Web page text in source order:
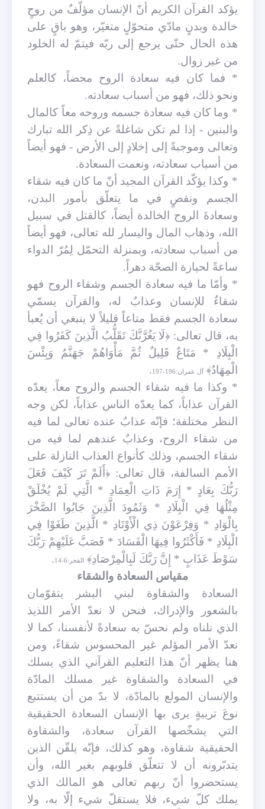
يؤكد القرآن الكريم أنّ الإنسان مؤلّفٌ من روحٍ
خالدة وبدنٍ مادّي متحوّلٍ متغيّر، وهو باقٍ على
هذه الحال حتّى يرجع إلى ربّه فيتمّ له الخلود
من غير زوال.
* فما كان فيه سعادة الروح محضاً، كالعلم
ونحو ذلك، فهو من أسباب سعادته.
* وما كان فيه سعادة جسمه وروحه معاً كالمال
والبنين - إذا لم تكن شاغلةً عن ذِكر الله تبارك
وتعالى وموجبةً إلى إخلادٍ إلى الأرض - فهو أيضاً
من أسباب سعادته، ونعمت السعادة.
* وكذا يؤكّد القرآن المجيد أنّ ما كان فيه شقاء
الجسم ونقصٍ في ما يتعلّق بأمور البدن،
وسعادةَ الروح الخالدة أيضاً، كالقتل في سبيل
الله، وذهاب المال واليسار لله تعالى، فهو أيضاً
من أسباب سعادته، وبمنزلة التحمّل لِمُرّ الدواء
ساعةً لحيازة الصحّة دهراً.
* وأمّا ما فيه سعادة الجسم وشقاء الروح فهو
شقاءٌ للإنسان وعذابٌ له، والقرآن يسمّي
سعادة الجسم فقط متاعاً قليلاً لا ينبغي أن يُعبأ
به، قال تعالى: ﴿لَا يَغُرَّنَّكَ تَقَلُّبُ الَّذِينَ كَفَرُوا فِي
الْبِلَادِ * مَتَاعٌ قَلِيلٌ ثُمَّ مَأْوَاهُمْ جَهَنَّمُ وَبِئْسَ
الْمِهَادُ﴾ آل عمران:196-197
.
* وكذا ما فيه شقاء الجسم والروح معاً، يعدّه
القرآن عذاباً، كما يعدّه الناس عذاباً، لكن وجه
النظر مختلفة؛ فإنّه عذابٌ عنده تعالى لما فيه
من شقاء الروح، وعذابٌ عندهم لما فيه من
شقاء الجسم، وذلك كأنواع العذاب النازلة على
الأمم السالفة، قال تعالى: ﴿أَلَمْ تَرَ كَيْفَ فَعَلَ
رَبُّكَ بِعَادٍ * إِرَمَ ذَاتِ الْعِمَادِ * الَّتِي لَمْ يُخْلَقْ
مِثْلُهَا فِي الْبِلَادِ * وَثَمُودَ الَّذِينَ جَابُوا الصَّخْرَ
بِالْوَادِ * وَفِرْعَوْنَ ذِي الْأَوْتَادِ * الَّذِينَ طَغَوْا فِي
الْبِلَادِ * فَأَكْثَرُوا فِيهَا الْفَسَادَ * فَصَبَّ عَلَيْهِمْ رَبُّكَ
سَوْطَ عَذَابٍ * إِنَّ رَبَّكَ لَبِالْمِرْصَادِ﴾
الفجر:6-14
.
مقياس السعادة والشقاء
السعادة والشقاوة لبني البشر يتقوّمان
بالشعور والإدراك، فنحن لا نعدّ الأمر اللذيذ
الذي نلناه ولم نحسّ به سعادةً لأنفسنا، كما لا
نعدّ الأمر المؤلم غير المحسوس شقاءً، ومن
هنا يظهر أنّ هذا التعليم القرآني الذي يسلك
في السعادة والشقاوة غير مسلك المادّة
والإنسان المولع بالمادّة، لا بدّ من أن يستتبع
نوعَ تربيةٍ يرى بها الإنسان السعادة الحقيقية
التي يشخّصها القرآن سعادة، والشقاوة
الحقيقية شقاوة، وهو كذلك، فإنّه يلقّن الذين
يتدبّرونه أن لا تتعلّق قلوبهم بغير الله، وأن
يستحضروا أنّ ربهم تعالى هو المالك الذي
يملك كلّ شيء، فلا يستقلّ شيء إلّا به، ولا